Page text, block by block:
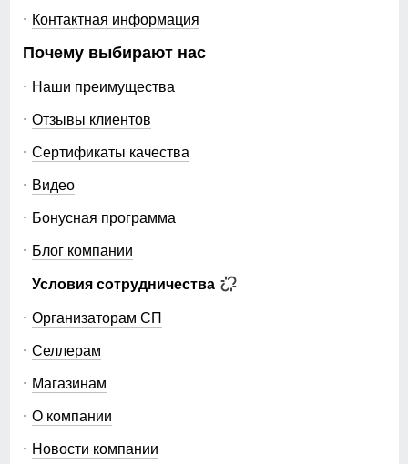
Контактная информация
Почему выбирают нас
Наши преимущества
Отзывы клиентов
Сертификаты качества
Видео
Бонусная программа
Блог компании
Условия сотрудничества
Организаторам СП
Селлерам
Магазинам
О компании
Новости компании